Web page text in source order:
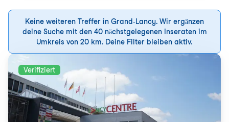
Keine weiteren Treffer in Grand-Lancy. Wir ergänzen
deine Suche mit den 40 nächstgelegenen Inseraten im
Umkreis von 20 km. Deine Filter bleiben aktiv.
Verifiziert